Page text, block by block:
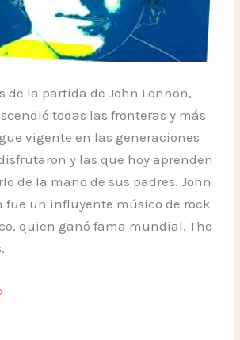
de la partida de John Lennon,
todas las fronteras y más
vigente en las generaciones
y las que hoy aprenden
de la mano de sus padres. John
fue un influyente músico de rock
quien ganó fama mundial, The